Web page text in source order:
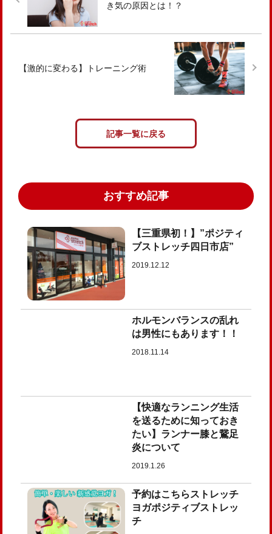
き気の原因とは！？
【激的に変わる】トレーニング術
記事一覧に戻る
おすすめ記事
【三重県初！】”ポジティ
ブストレッチ四日市店”
2019.12.12
ホルモンバランスの乱れ
は男性にもあります！！
2018.11.14
【快適なランニング生活
を送るために知っておき
たい】ランナー膝と鵞足
炎について
2019.1.26
予約はこちらストレッチ
ヨガポジティブストレッ
チ